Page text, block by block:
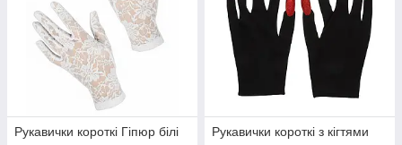
Рукавички короткі Гіпюр білі
Рукавички короткі з кігтями